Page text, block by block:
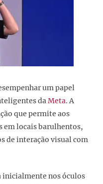
um papel
daMeta. A
que permite aos
em locais barulhentos,
de interação visual com
inicialmente nos óculos